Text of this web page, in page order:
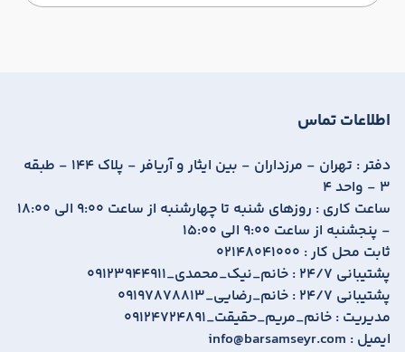
اطلاعات تماس
دفتر :
تهران - مرزداران - بین ایثار و آریافر - پلاک 144 - طبقه
3 - واحد 4
ساعت کاری :
روزهای شنبه تا چهارشنبه از ساعت 9:00 الی 18:00
- پنجشنبه از ساعت 9:00 الی 15:00
ثابت محل کار : 02148041000
پشتیبانی 24/7 :
09123944911_خانم_نیک_محمدی
پشتیبانی 24/7 :
09197878813_خانم_رضایی
مدیریت : 09124724891_خانم_مریم_حقیقت
ایمیل : info@barsamseyr.com